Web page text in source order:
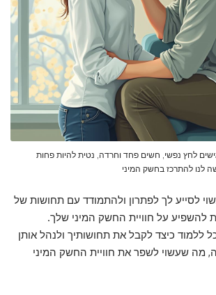
לחץ נפשי, חשים פחד וחרדה, נטית להיות פחות
לנו להתרכז בחשק המיני
לסייע לך לפתרון ולהתמודד עם תחושות של
להשפיע על חוויית החשק המיני שלך.
ללמוד כיצד לקבל את תחושותיך ולנהל אותן
מה שעשוי לשפר את חוויית החשק המיני